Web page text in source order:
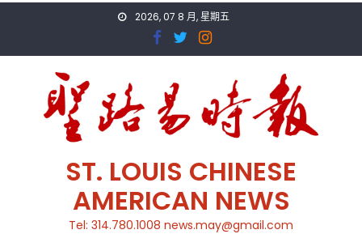
2026, 07 8 月, 星期五
ST. LOUIS CHINESE
AMERICAN NEWS
Tel: 314.780.1008 news.may@gmail.com